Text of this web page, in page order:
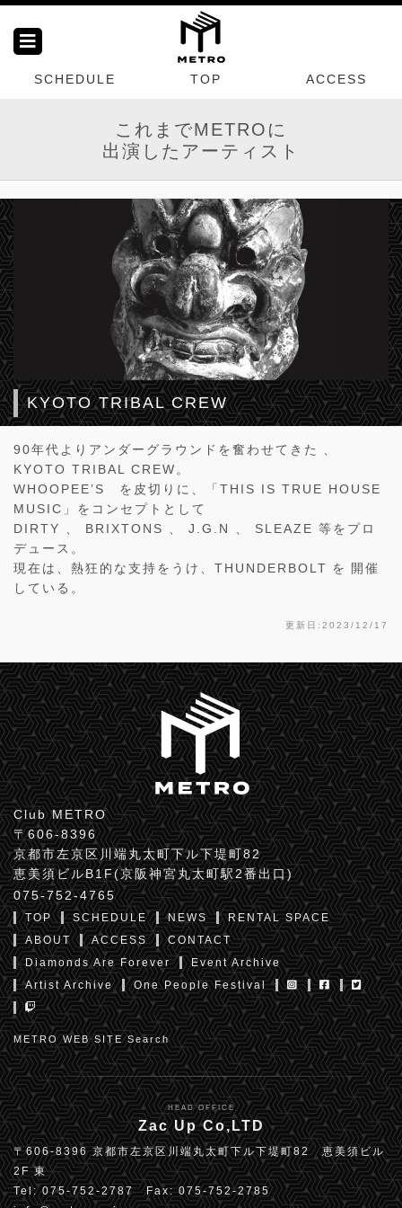
SCHEDULE TOP ACCESS
これまでMETROに
出演したアーティスト
KYOTO TRIBAL CREW
90年代よりアンダーグラウンドを奮わせてきた 、
KYOTO TRIBAL CREW。
WHOOPEE’S を皮切りに、「THIS IS TRUE HOUSE
MUSIC」をコンセプトとして
DIRTY 、 BRIXTONS 、 J.G.N 、 SLEAZE 等をプロ
デュース。
現在は、熱狂的な支持をうけ、THUNDERBOLT を 開催
している。
更新日:2023/12/17
Club METRO
〒606-8396
京都市左京区川端丸太町下ル下堤町82
恵美須ビルB1F(京阪神宮丸太町駅2番出口)
075-752-4765
TOP SCHEDULE NEWS
RENTAL SPACE
ABOUT
ACCESS
CONTACT
Diamonds Are Forever
Event Archive
Artist Archive
One People Festival
METRO WEB SITE Search
HEAD OFFICE
Zac Up Co,LTD
〒606-8396 京都市左京区川端丸太町下ル下堤町82 恵美須ビル
2F 東
Tel: 075-752-2787 Fax: 075-752-2785